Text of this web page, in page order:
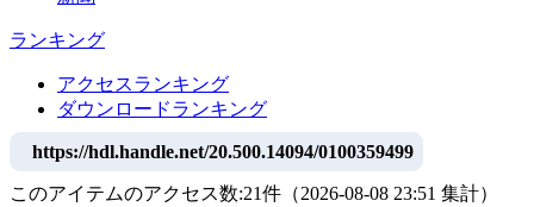
ランキング
アクセスランキング
ダウンロードランキング
https://hdl.handle.net/20.500.14094/0100359499
このアイテムのアクセス数:21件 （2026-08-08 23:51 集計）